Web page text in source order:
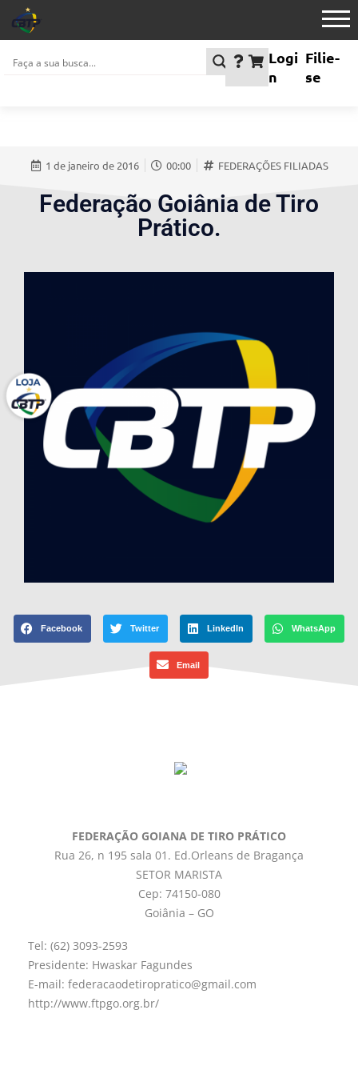
Logi
n
Filie-
se
1 de janeiro de 2016 00:00 FEDERAÇÕES FILIADAS
Federação Goiânia de Tiro
Prático.
Facebook Twitter LinkedIn WhatsApp
Email
FEDERAÇÃO GOIANA DE TIRO PRÁTICO
Rua 26, n 195 sala 01. Ed.Orleans de Bragança
SETOR MARISTA
Cep: 74150-080
Goiânia – GO
Tel: (62) 3093-2593
Presidente: Hwaskar Fagundes
E-mail: federacaodetiropratico@gmail.com
http://www.ftpgo.org.br/